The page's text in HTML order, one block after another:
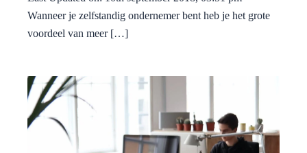
Wanneer je zelfstandig ondernemer bent heb je het grote
voordeel van meer […]